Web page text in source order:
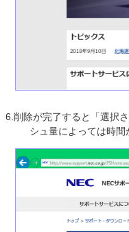
6.削除が完了すると「選択
シュ量によっては時